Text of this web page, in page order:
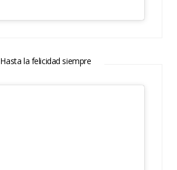
Hasta la felicidad siempre